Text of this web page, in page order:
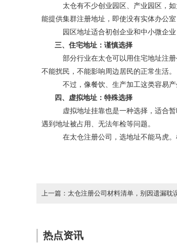
太仓有不少创业园区、产业园区，如
能提供集群注册地址，即使没有实体办公室
园区地址适合初创企业和中小微企业
三、住宅地址：谨慎选择
部分行业在太仓可以用住宅地址注册
不能扰民，不能影响周边居民的正常生活。
不过，像餐饮、生产加工这类容易产
四、虚拟地址：特殊选择
虚拟地址挂靠也是一种选择，适合暂
遇到地址被占用、无法年检等问题。
在太仓注册公司，选地址不能马虎。
上一篇：太仓注册公司材料清单，别因遗漏耽
热点资讯